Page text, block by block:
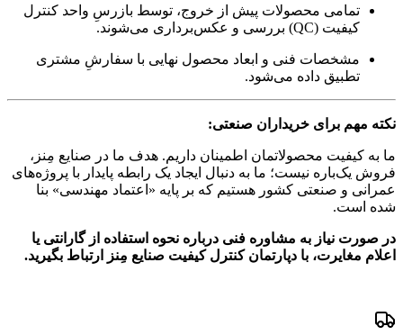
تمامی محصولات پیش از خروج، توسط بازرسِ واحد کنترل
کیفیت (QC) بررسی و عکس‌برداری می‌شوند.
مشخصات فنی و ابعاد محصول نهایی با سفارشِ مشتری
تطبیق داده می‌شود.
نکته مهم برای خریداران صنعتی:
ما به کیفیت محصولاتمان اطمینان داریم. هدف ما در صنایع مِنز،
فروش یک‌باره نیست؛ ما به دنبال ایجاد یک رابطه پایدار با پروژه‌های
عمرانی و صنعتی کشور هستیم که بر پایه «اعتماد مهندسی» بنا
شده است.
در صورت نیاز به مشاوره فنی درباره نحوه استفاده از گارانتی یا
اعلام مغایرت، با دپارتمان کنترل کیفیت صنایع مِنز ارتباط بگیرید.